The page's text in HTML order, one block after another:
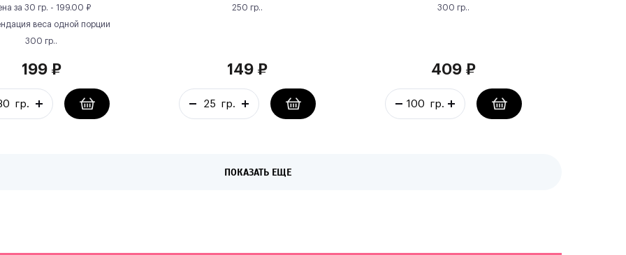
за 30 гр. - 199.00 ₽
веса одной порции
300 гр..
199₽
250 гр..
149 ₽
300 гр..
409 ₽
ПОКАЗАТЬ ЕЩЕ